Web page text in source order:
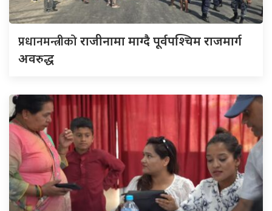
प्रधानमन्त्रीकोराजीनामा माग्दै पूर्वपश्चिम राजमार्ग
अवरुद्ध